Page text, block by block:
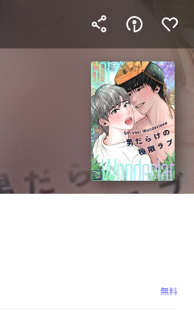
無料